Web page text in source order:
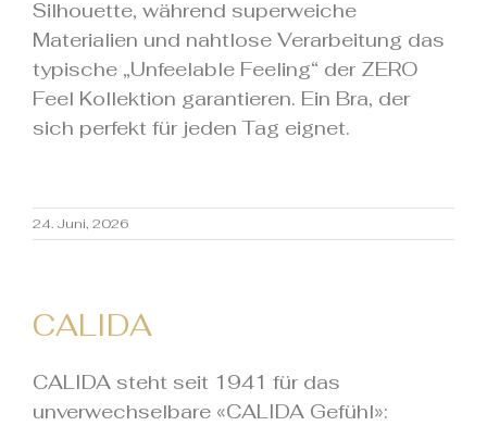
Silhouette, während superweiche
Materialien und nahtlose Verarbeitung das
typische „Unfeelable Feeling“ der ZERO
Feel Kollektion garantieren. Ein Bra, der
sich perfekt für jeden Tag eignet.
24. Juni, 2026
CALIDA
CALIDA steht seit 1941 für das
unverwechselbare «CALIDA Gefühl»: